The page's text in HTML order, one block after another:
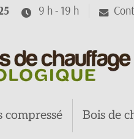
9 h - 19 h
compressé Bois de